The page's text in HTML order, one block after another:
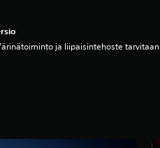
ja liipaisintehoste tarvitaan